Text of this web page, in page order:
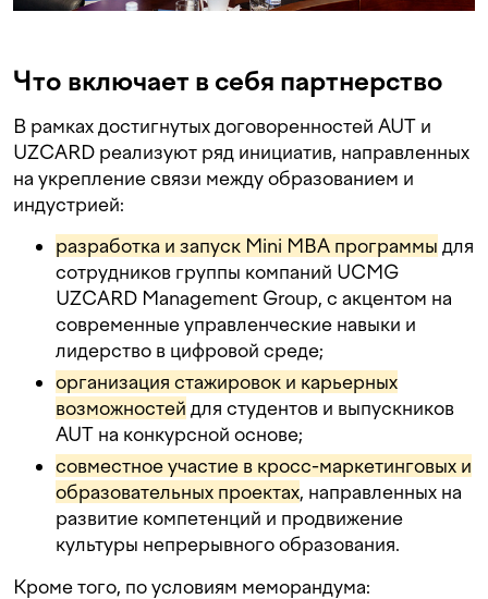
Что включает в себя партнерство
В рамках достигнутых договоренностей AUT и
UZCARD реализуют ряд инициатив, направленных
на укрепление связи между образованием и
индустрией:
разработка и запуск Mini MBA программы для
сотрудников группы компаний UCMG
UZCARD Management Group, с акцентом на
современные управленческие навыки и
лидерство в цифровой среде;
организация стажировок и карьерных
возможностей для студентов и выпускников
AUT на конкурсной основе;
совместное участие в кросс-маркетинговых и
образовательных проектах, направленных на
развитие компетенций и продвижение
культуры непрерывного образования.
Кроме того, по условиям меморандума: